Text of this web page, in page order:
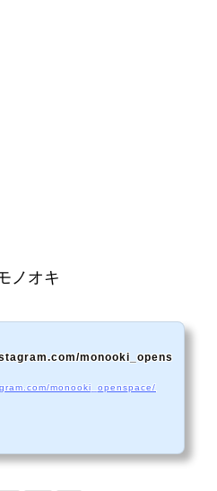
ノオキ
monooki_opens
monooki_openspace/